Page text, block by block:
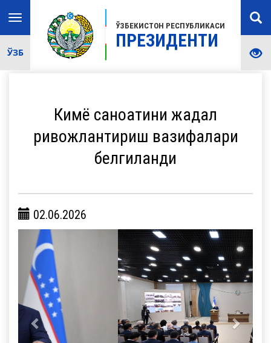
ЎЗБЕКИСТОН РЕСПУБЛИКАСИ
ПРЕЗИДЕНТИ
Toggle
navigation
ЎЗБ
Кимё саноатини жадал
ривожлантириш вазифалари
белгиланди
02.06.2026